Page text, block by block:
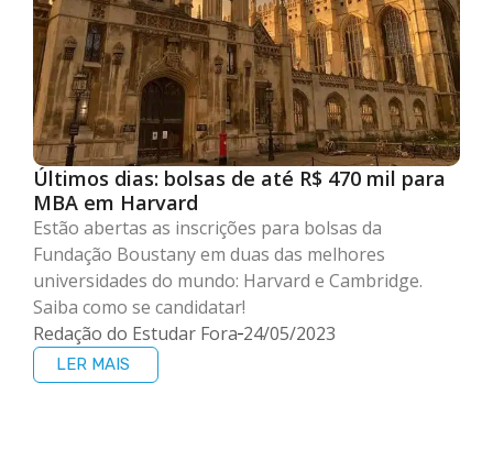
Últimos dias: bolsas de até R$ 470 mil para
MBA em Harvard
Estão abertas as inscrições para bolsas da
Fundação Boustany em duas das melhores
universidades do mundo: Harvard e Cambridge.
Saiba como se candidatar!
Redação do Estudar Fora 24/05/2023
LER MAIS